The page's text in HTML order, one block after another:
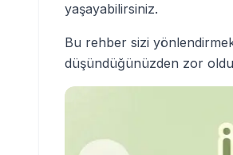
yaşayabilirsiniz.
Bu rehber sizi
düşündüğünüzden zor